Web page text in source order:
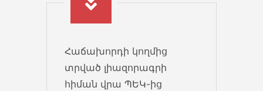
06 Mar 2022
Չինաստան արտահանում
Փոփոխություններ Չինաստան
ապրանքների արտահանման և
Հաճախորդի կողմից
տրված լիազորագրի
հիման վրա ՊԵԿ-ից